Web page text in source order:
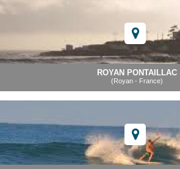
ROYAN PONTAILLAC
(Royan - France)